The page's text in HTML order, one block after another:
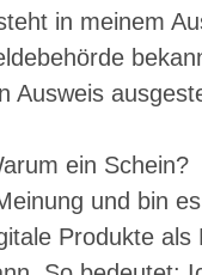
in meinem
Ausweis
ein Schein?
und bin
Produkte als